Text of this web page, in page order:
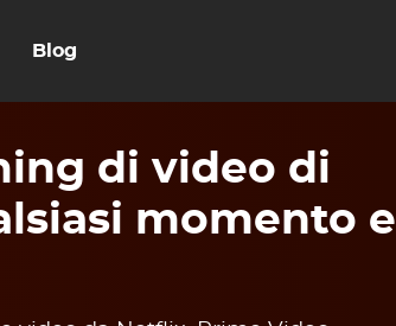
Blog
di video di
momento e